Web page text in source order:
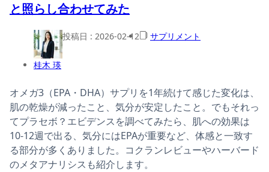
と照らし合わせてみた
桂木 瑛
投稿日 : 2026-02-12 サプリメント
オメガ3（EPA・DHA）サプリを1年続けて感じた変化は、
肌の乾燥が減ったこと、気分が安定したこと。でもそれっ
てプラセボ？エビデンスを調べてみたら、肌への効果は
10-12週で出る、気分にはEPAが重要など、体感と一致す
る部分が多くありました。コクランレビューやハーバード
のメタアナリシスも紹介します。